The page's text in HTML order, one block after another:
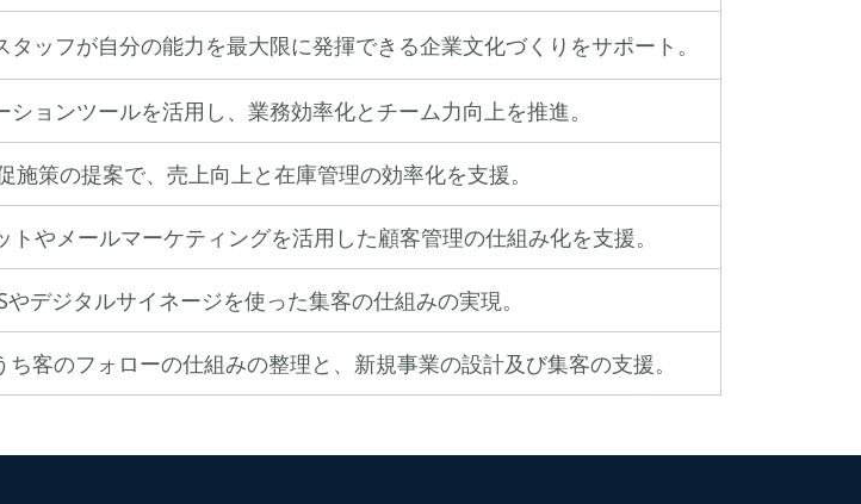
ッフが自分の能力を最大限に発揮できる企業文化づくりをサポート。
ョンツールを活用し、業務効率化とチーム力向上を推進。
策の提案で、売上向上と在庫管理の効率化を支援。
やメールマーケティングを活用した顧客管理の仕組み化を支援。
デジタルサイネージを使った集客の仕組みの実現。
客のフォローの仕組みの整理と、新規事業の設計及び集客の支援。